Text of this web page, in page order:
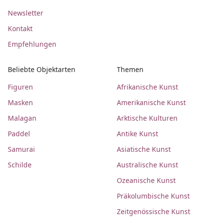
Newsletter
Kontakt
Empfehlungen
Beliebte Objektarten
Figuren
Masken
Malagan
Paddel
Samurai
Schilde
Themen
Afrikanische Kunst
Amerikanische Kunst
Arktische Kulturen
Antike Kunst
Asiatische Kunst
Australische Kunst
Ozeanische Kunst
Präkolumbische Kunst
Zeitgenössische Kunst